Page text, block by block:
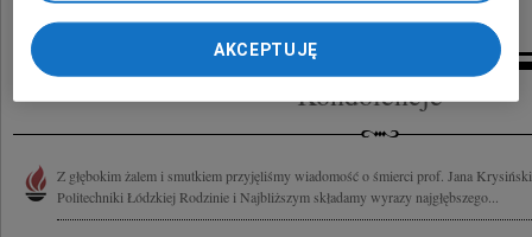
Kondolencje
Z głębokim żalem i smutkiem przyjęliśmy wiadomość o śmierci prof. Jana
Politechniki Łódzkiej Rodzinie i Najbliższym składamy wyrazy najgłębszego...
AKCEPTUJĘ